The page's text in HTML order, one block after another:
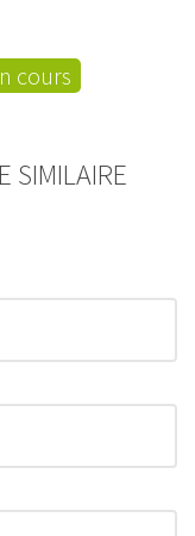
cours
SIMILAIRE